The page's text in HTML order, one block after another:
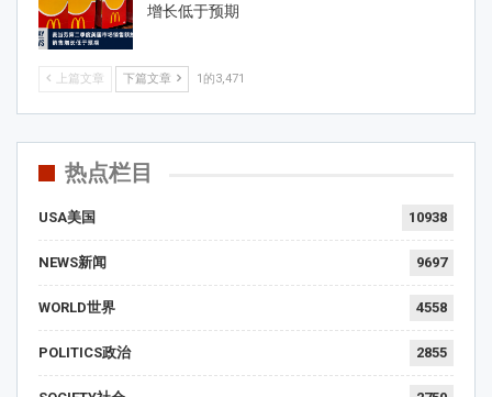
增长低于预期
上篇文章 下篇文章 1的3,471
热点栏目
USA美国 10938
NEWS新闻 9697
WORLD世界 4558
POLITICS政治 2855